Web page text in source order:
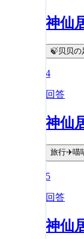
神仙
🍃贝贝の
4
回答
神仙
旅行✈️喵
5
回答
神仙